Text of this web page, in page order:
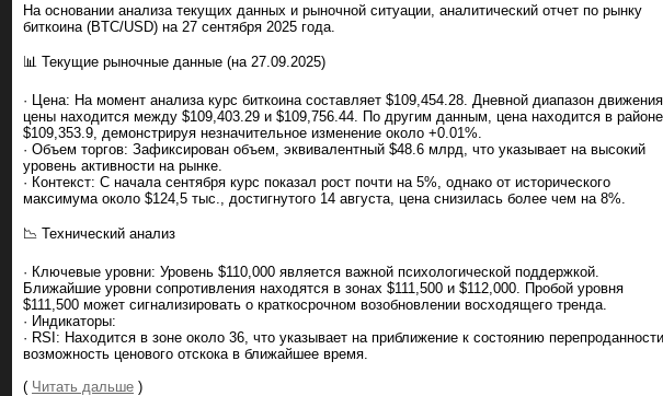
На основании анализа текущих данных и рыночной ситуации, аналитический отчет по рынку
биткоина (BTC/USD) на 27 сентября 2025 года.
📊 Текущие рыночные данные (на 27.09.2025)
· Цена: На момент анализа курс биткоина составляет $109,454.28. Дневной диапазон движения
цены находится между $109,403.29 и $109,756.44. По другим данным, цена находится в районе
$109,353.9, демонстрируя незначительное изменение около +0.01%.
· Объем торгов: Зафиксирован объем, эквивалентный $48.6 млрд, что указывает на высокий
уровень активности на рынке.
· Контекст: С начала сентября курс показал рост почти на 5%, однако от исторического
максимума около $124,5 тыс., достигнутого 14 августа, цена снизилась более чем на 8%.
📉 Технический анализ
· Ключевые уровни: Уровень $110,000 является важной психологической поддержкой.
Ближайшие уровни сопротивления находятся в зонах $111,500 и $112,000. Пробой уровня
$111,500 может сигнализировать о краткосрочном возобновлении восходящего тренда.
· Индикаторы:
· RSI: Находится в зоне около 36, что указывает на приближение к состоянию
возможность ценового отскока в ближайшее время.
( Читать дальше )